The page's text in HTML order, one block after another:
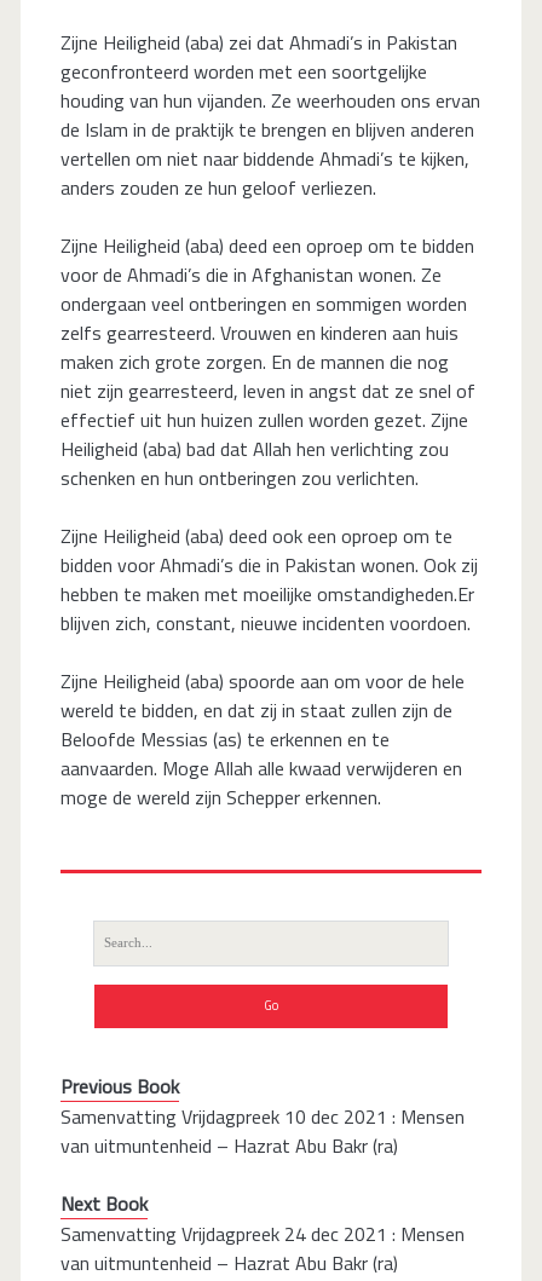
Zijne Heiligheid (aba) zei dat Ahmadi’s in Pakistan
geconfronteerd worden met een soortgelijke
houding van hun vijanden. Ze weerhouden ons ervan
de Islam in de praktijk te brengen en blijven anderen
vertellen om niet naar biddende Ahmadi’s te kijken,
anders zouden ze hun geloof verliezen.
Zijne Heiligheid (aba) deed een oproep om te bidden
voor de Ahmadi’s die in Afghanistan wonen. Ze
ondergaan veel ontberingen en sommigen worden
zelfs gearresteerd. Vrouwen en kinderen aan huis
maken zich grote zorgen. En de mannen die nog
niet zijn gearresteerd, leven in angst dat ze snel of
effectief uit hun huizen zullen worden gezet. Zijne
Heiligheid (aba) bad dat Allah hen verlichting zou
schenken en hun ontberingen zou verlichten.
Zijne Heiligheid (aba) deed ook een oproep om te
bidden voor Ahmadi’s die in Pakistan wonen. Ook zij
hebben te maken met moeilijke omstandigheden.Er
blijven zich, constant, nieuwe incidenten voordoen.
Zijne Heiligheid (aba) spoorde aan om voor de hele
wereld te bidden, en dat zij in staat zullen zijn de
Beloofde Messias (as) te erkennen en te
aanvaarden. Moge Allah alle kwaad verwijderen en
moge de wereld zijn Schepper erkennen.
Search
for:
Previous Book
Samenvatting Vrijdagpreek 10 dec 2021 : Mensen
van uitmuntenheid – Hazrat Abu Bakr (ra)
Next Book
Samenvatting Vrijdagpreek 24 dec 2021 : Mensen
van uitmuntenheid – Hazrat Abu Bakr (ra)